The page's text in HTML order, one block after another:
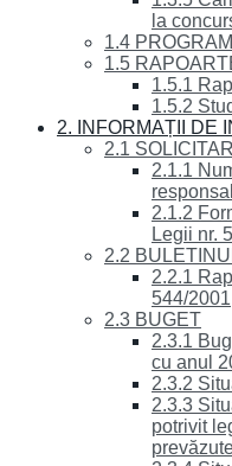
la
1.4
1.5
1.5.1
1.5.2
2. INFORMAȚII DE
2.1
2.1.1
2.1.2
Legii nr.
2.2
2.2.1
544/2001
2.3 BUGET
2.3.1
cu anul
2.3.2
2.3.3
potrivit